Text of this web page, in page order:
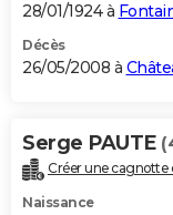
28/01/1924 à
Décès
26/05/2008 à
Serge PAUTE
Créer une cagnotte
Naissance